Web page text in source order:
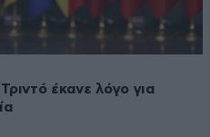
έκανε λόγο για